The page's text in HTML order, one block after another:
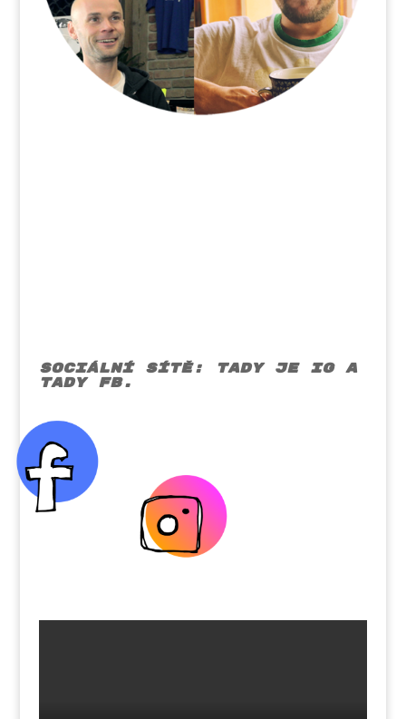
Sociální sítě: tady je IG a
tady FB.